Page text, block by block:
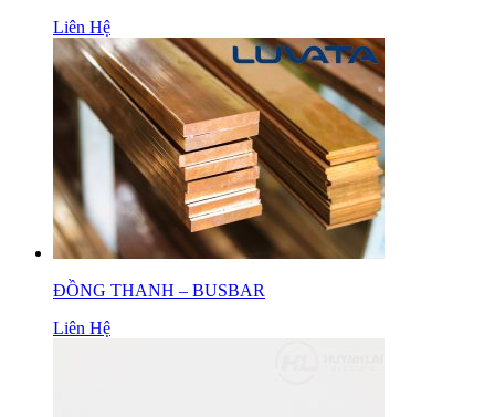
Liên Hệ
ĐỒNG THANH – BUSBAR
Liên Hệ